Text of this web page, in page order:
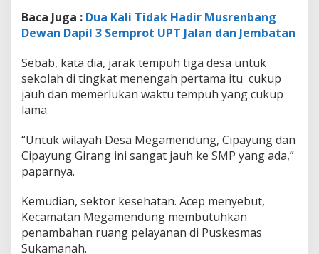
Baca Juga : Dua Kali Tidak Hadir Musrenbang
Dewan Dapil 3 Semprot UPT Jalan dan Jembatan
Sebab, kata dia, jarak tempuh tiga desa untuk
sekolah di tingkat menengah pertama itu cukup
jauh dan memerlukan waktu tempuh yang cukup
lama.
“Untuk wilayah Desa Megamendung, Cipayung dan
Cipayung Girang ini sangat jauh ke SMP yang ada,”
paparnya.
Kemudian, sektor kesehatan. Acep menyebut,
Kecamatan Megamendung membutuhkan
penambahan ruang pelayanan di Puskesmas
Sukamanah.